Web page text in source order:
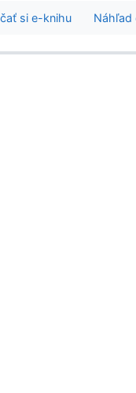
si e-knihu Náhľad